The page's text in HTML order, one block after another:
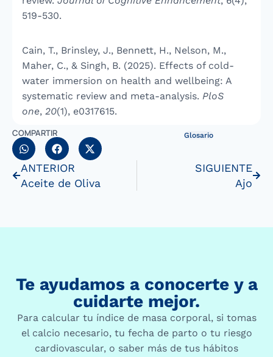
519-530.
Cain, T., Brinsley, J., Bennett, H., Nelson, M.,
Maher, C., & Singh, B. (2025). Effects of cold-
water immersion on health and wellbeing: A
systematic review and meta-analysis. PloS
one, 20(1), e0317615.
COMPARTIR Glosario
ANTERIOR
Aceite de Oliva
SIGUIENTE
Ajo
Te ayudamos a conocerte y a
cuidarte mejor.
Para calcular tu índice de masa corporal, si tomas
el calcio necesario, tu fecha de parto o tu riesgo
cardiovascular, o saber más de tus hábitos